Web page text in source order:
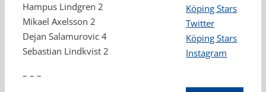
Hampus Lindgren 2
Mikael Axelsson 2
Dejan Salamurovic 4
Sebastian Lindkvist 2
– – –
Köping Stars
Twitter
Köping Stars
Instagram